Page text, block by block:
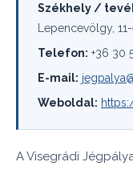
Székhely /
Lepencevölgy,
Telefon: +36 30
E-mail:
Weboldal:
A Visegrádi